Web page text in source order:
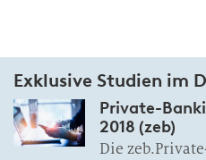
Exklusive Studien im
Private-
2018 (zeb)
Die